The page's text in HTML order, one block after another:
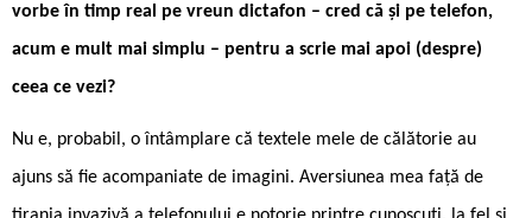
vorbe în timp real pe vreun dictafon – cred că și pe telefon,
acum e mult mai simplu – pentru a scrie mai apoi (despre)
ceea ce vezi?
Nu e, probabil, o întâmplare că textele mele de călătorie au
ajuns să fie acompaniate de imagini. Aversiunea mea față de